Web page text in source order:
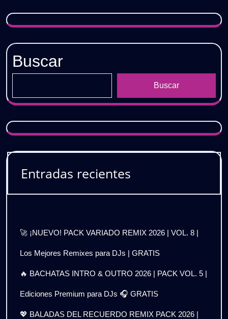
Buscar
Buscar
Entradas recientes
🚀 ¡NUEVO! PACK VARIADO REMIX 2026 | VOL. 8 |
Los Mejores Remixes para DJs | GRATIS
🔥 BACHATAS INTRO & OUTRO 2026 | PACK VOL. 5 |
Ediciones Premium para DJs 🎧 GRATIS
💖 BALADAS DEL RECUERDO REMIX PACK 2026 |